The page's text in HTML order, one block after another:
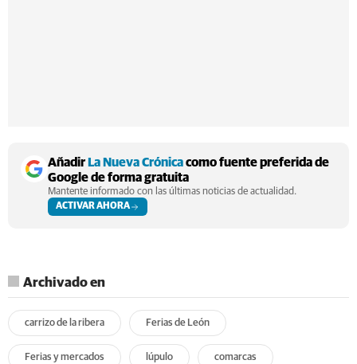
Añadir La Nueva Crónicacomo fuente preferida de
Google de forma gratuita
Mantente informado con las últimas noticias de actualidad.
ACTIVAR AHORA
Archivado en
carrizo de la ribera Ferias de León
Ferias y mercados lúpulo comarcas